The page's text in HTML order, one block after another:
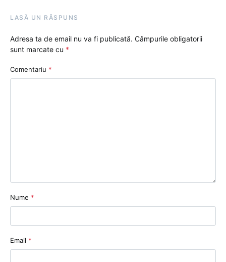
LASĂ UN RĂSPUNS
Adresa ta de email nu va fi publicată. Câmpurile obligatorii
sunt marcate cu *
Comentariu *
Nume *
Email *